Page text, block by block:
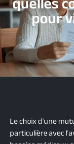
quelles
pour
Le choix d'une
particulière avec